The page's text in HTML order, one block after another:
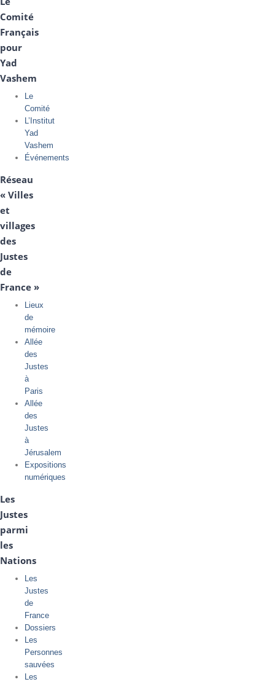
Comité
Français
pour
Yad
Vashem
Le
Comité
L’Institut
Yad
Vashem
Événements
Réseau
« Villes
et
villages
des
Justes
de
France »
Lieux
de
mémoire
Allée
des
Justes
à
Paris
Allée
des
Justes
à
Jérusalem
Expositions
numériques
Les
Justes
parmi
les
Nations
Les
Justes
de
France
Dossiers
Les
Personnes
sauvées
Les